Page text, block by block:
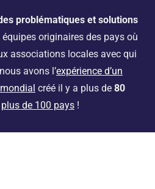
problématiques et solutions
équipes originaires des pays où
associations locales avec qui
avons l’expérience d’un
créé il y a plus de 80
plus de 100 pays !